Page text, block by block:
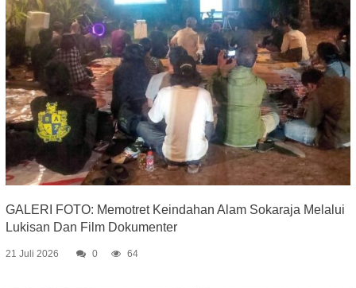
GALERI FOTO: Memotret Keindahan Alam Sokaraja Melalui
Lukisan Dan Film Dokumenter
21 Juli 2026 0 64